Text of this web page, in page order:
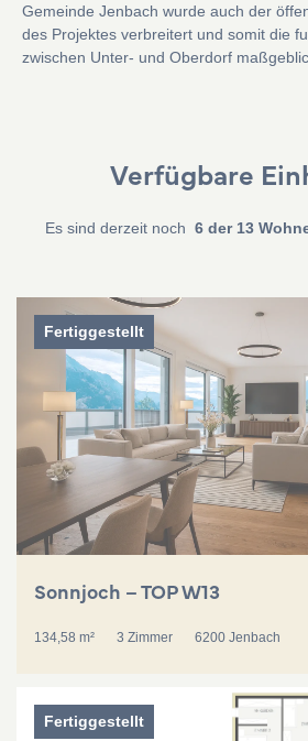
Gemeinde Jenbach wurde auch der
des Projektes verbreitert und somit die
zwischen Unter- und Oberdorf
Verfügbare
Es sind derzeit noch 6 der 13
Fertiggestellt
Sonnjoch – TOP W13
134,58 m² 3 Zimmer 6200 Jenbach
Fertiggestellt